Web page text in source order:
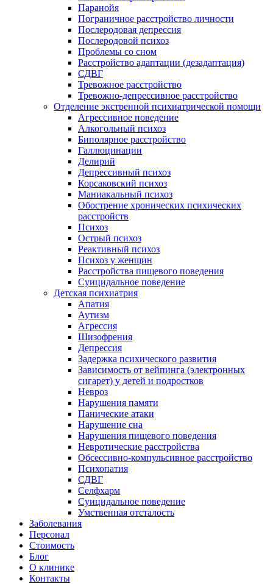
Паранойя
Пограничное расстройство личности
Послеродовая депрессия
Послеродовой психоз
Проблемы со сном
Расстройство адаптации (дезадаптация)
СДВГ
Тревожное расстройство
Тревожно-депрессивное расстройство
Отделение экстренной психиатрической помощи
Агрессивное поведение
Алкогольный психоз
Биполярное расстройство
Галлюцинации
Делирий
Депрессивный психоз
Корсаковский психоз
Маниакальный психоз
Обострение хронических психических
расстройств
Психоз
Острый психоз
Реактивный психоз
Психоз у женщин
Расстройства пищевого поведения
Суицидальное поведение
Детская психиатрия
Апатия
Аутизм
Агрессия
Шизофрения
Депрессия
Задержка психического развития
Зависимость от вейпинга (электронных
сигарет) у детей и подростков
Невроз
Нарушения памяти
Панические атаки
Нарушение сна
Нарушения пищевого поведения
Невротические расстройства
Обсессивно-компульсивное расстройство
Психопатия
СДВГ
Селфхарм
Суицидальное поведение
Умственная отсталость
Заболевания
Персонал
Стоимость
Блог
О клинике
Контакты